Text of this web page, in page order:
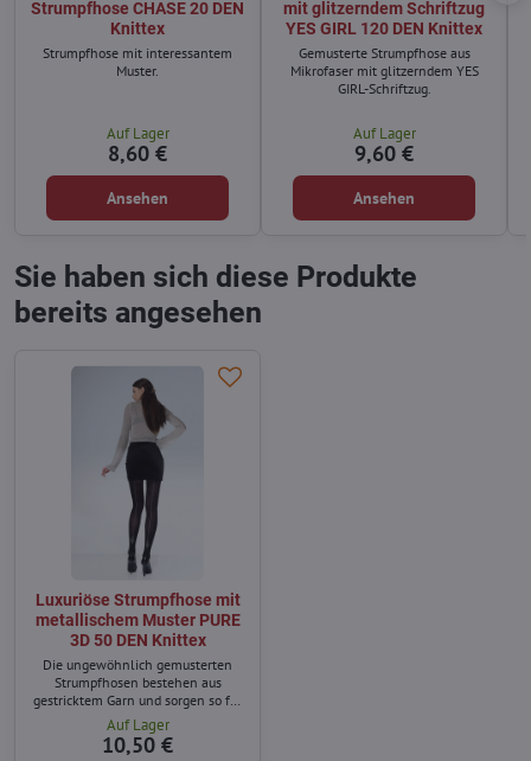
Strumpfhose CHASE 20 DEN
Knittex
Strumpfhose mit interessantem
Muster.
Auf Lager
8,60 €
Ansehen
mit glitzerndem Schriftzug
YES GIRL 120 DEN Knittex
Gemusterte Strumpfhose aus
Mikrofaser mit glitzerndem YES
GIRL-Schriftzug.
Auf Lager
9,60 €
Ansehen
Sie haben sich diese Produkte
bereits angesehen
Luxuriöse Strumpfhose mit
metallischem Muster PURE
3D 50 DEN Knittex
Die ungewöhnlich gemusterten
Strumpfhosen bestehen aus
gestricktem Garn und sorgen so für
eine längere Haltbarkeit.
Auf Lager
10,50 €